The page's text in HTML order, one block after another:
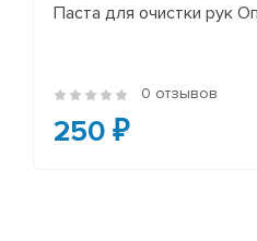
Паста для очистки рук
0 отзывов
250 ₽